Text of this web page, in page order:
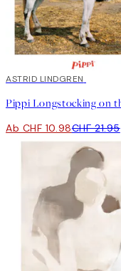
50%*
ASTRID LINDGREN
Ab CHF 10.98CHF 21.95